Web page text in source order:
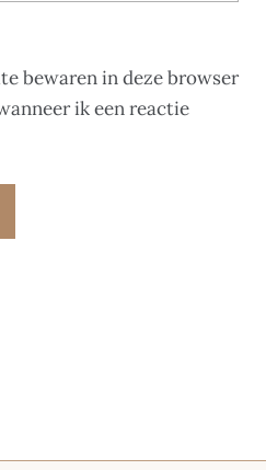
bewaren in deze browser
ik een reactie